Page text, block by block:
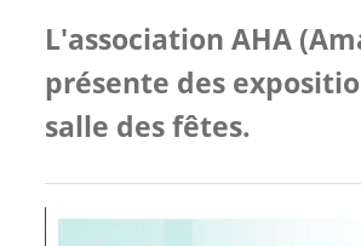
L'association AHA
présente des
salle des fêtes.